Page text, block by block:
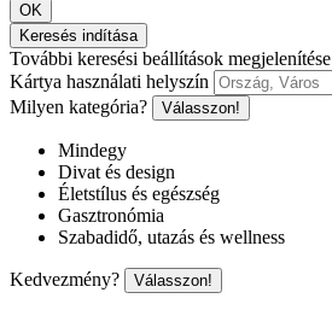
OK
Keresés indítása
További keresési beállítások megjelenítése
Kártya használati helyszín
Milyen kategória?
Válasszon!
Mindegy
Divat és design
Életstílus és egészség
Gasztronómia
Szabadidő, utazás és wellness
Kedvezmény? Válasszon!